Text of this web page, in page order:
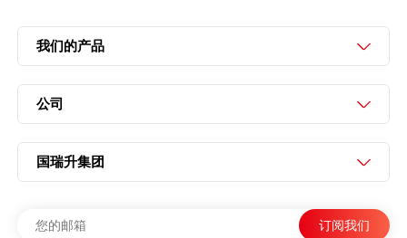
我们的产品
公司
国瑞升集团